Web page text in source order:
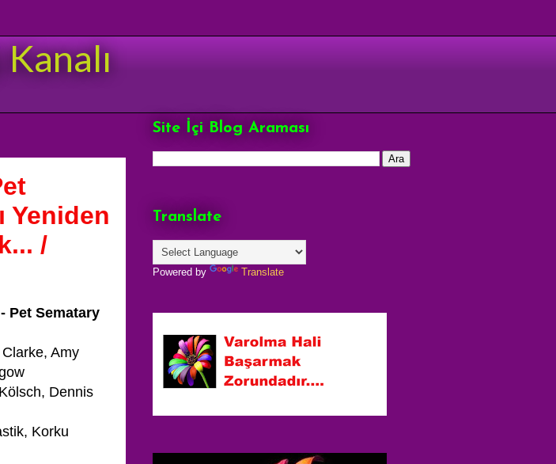
Yeniden
/
Pet Sematary
Amy
Dennis
Korku
Site İçi Blog Araması
Translate
Powered by Translate